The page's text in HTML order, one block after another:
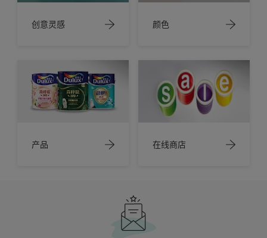
创意灵感 颜色
产品 在线商店